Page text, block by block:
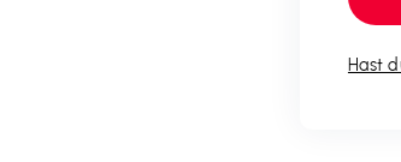
Hast